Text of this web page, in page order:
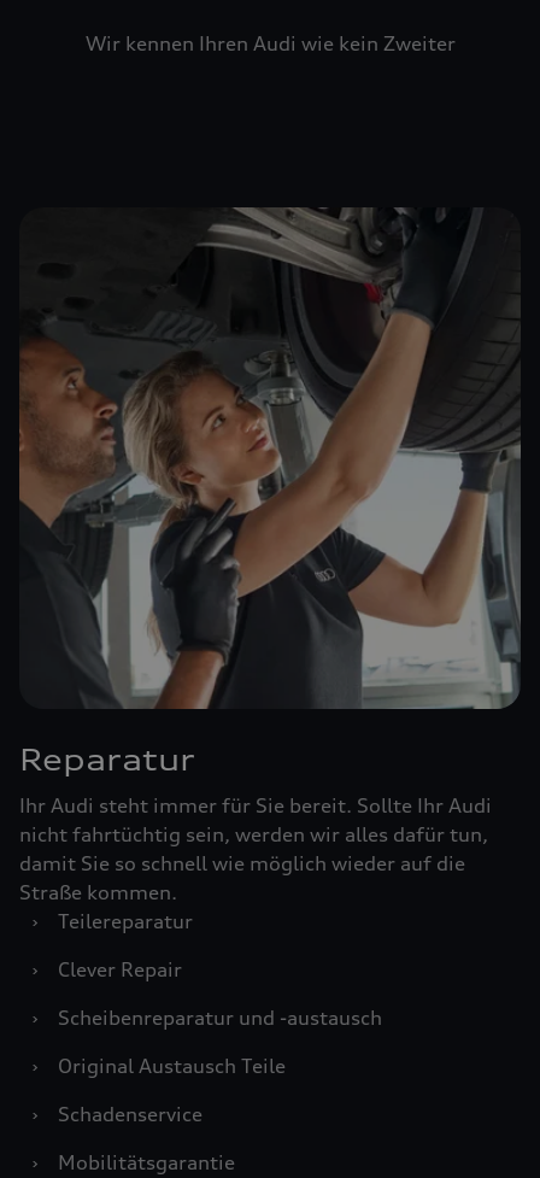
Wir kennen Ihren Audi wie kein Zweiter
Reparatur
Ihr Audi steht immer für Sie bereit. Sollte Ihr Audi
nicht fahrtüchtig sein, werden wir alles dafür tun,
damit Sie so schnell wie möglich wieder auf die
Straße kommen.
›
Teilereparatur
›
Clever Repair
›
Scheibenreparatur und -austausch
›
Original Austausch Teile
›
Schadenservice
›
Mobilitätsgarantie